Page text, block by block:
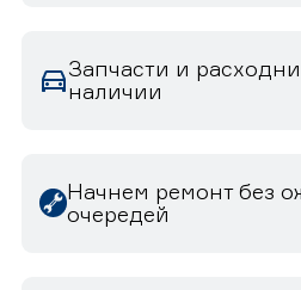
Запчасти и
наличии
Начнем ремонт без
очередей